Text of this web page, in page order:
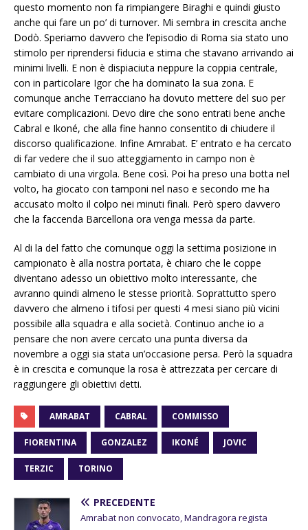
questo momento non fa rimpiangere Biraghi e quindi giusto
anche qui fare un po’ di turnover. Mi sembra in crescita anche
Dodò. Speriamo davvero che l’episodio di Roma sia stato uno
stimolo per riprendersi fiducia e stima che stavano arrivando ai
minimi livelli. E non è dispiaciuta neppure la coppia centrale,
con in particolare Igor che ha dominato la sua zona. E
comunque anche Terracciano ha dovuto mettere del suo per
evitare complicazioni. Devo dire che sono entrati bene anche
Cabral e Ikoné, che alla fine hanno consentito di chiudere il
discorso qualificazione. Infine Amrabat. E’ entrato e ha cercato
di far vedere che il suo atteggiamento in campo non è
cambiato di una virgola. Bene così. Poi ha preso una botta nel
volto, ha giocato con tamponi nel naso e secondo me ha
accusato molto il colpo nei minuti finali. Però spero davvero
che la faccenda Barcellona ora venga messa da parte.
Al di la del fatto che comunque oggi la settima posizione in
campionato è alla nostra portata, è chiaro che le coppe
diventano adesso un obiettivo molto interessante, che
avranno quindi almeno le stesse priorità. Soprattutto spero
davvero che almeno i tifosi per questi 4 mesi siano più vicini
possibile alla squadra e alla società. Continuo anche io a
pensare che non avere cercato una punta diversa da
novembre a oggi sia stata un’occasione persa. Però la squadra
è in crescita e comunque la rosa è attrezzata per cercare di
raggiungere gli obiettivi detti.
AMRABAT CABRAL COMMISSO
FIORENTINA GONZALEZ IKONÉ JOVIC
TERZIC TORINO
PRECEDENTE
Amrabat non convocato, Mandragora regista